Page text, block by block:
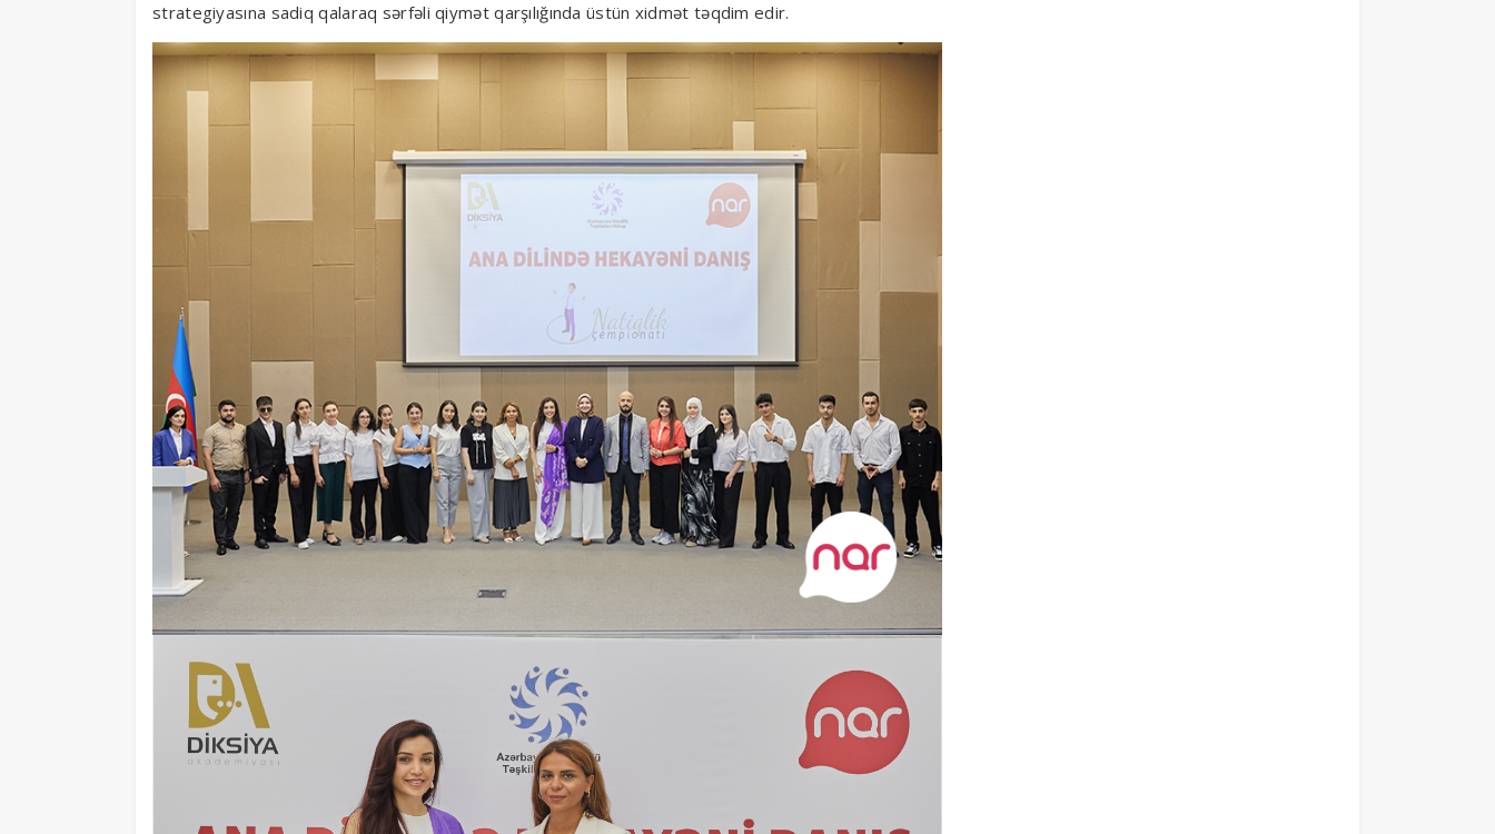
strategiyasına sadiq qalaraq sərfəli qiymət qarşılığında üstün xidmət təqdim edir.